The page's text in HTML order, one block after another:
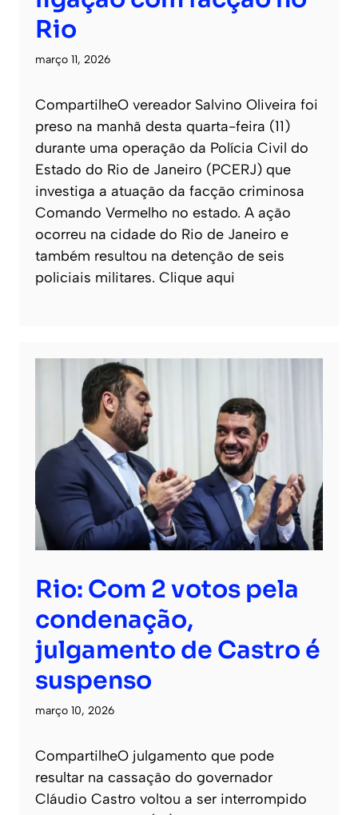
Rio
março 11, 2026
CompartilheO vereador Salvino Oliveira foi
preso na manhã desta quarta-feira (11)
durante uma operação da Polícia Civil do
Estado do Rio de Janeiro (PCERJ) que
investiga a atuação da facção criminosa
Comando Vermelho no estado. A ação
ocorreu na cidade do Rio de Janeiro e
também resultou na detenção de seis
policiais militares. Clique aqui
Rio: Com 2 votos pela
condenação,
julgamento de Castro é
suspenso
março 10, 2026
CompartilheO julgamento que pode
resultar na cassação do governador
Cláudio Castro voltou a ser interrompido